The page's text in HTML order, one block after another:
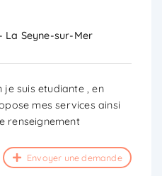
La Seyne-sur-Mer
je suis etudiante , en
mes services ainsi
renseignement
Envoyer une demande